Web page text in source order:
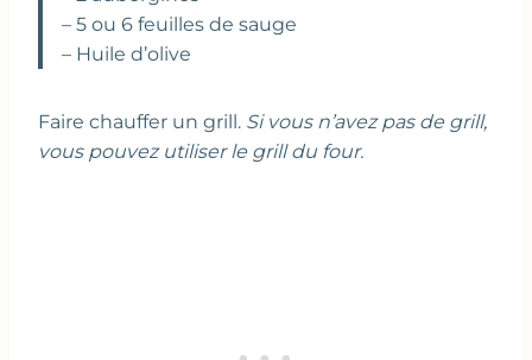
– 5 ou 6 feuilles de sauge
– Huile d’olive
Faire chauffer un grill. Si vous n’avez pas de grill,
vous pouvez utiliser le grill du four.